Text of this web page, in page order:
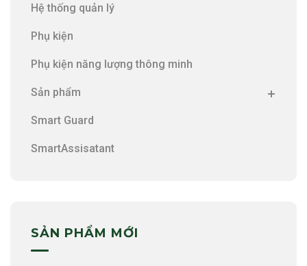
Hệ thống quản lý
Phụ kiện
Phụ kiện năng lượng thông minh
Sản phẩm
Smart Guard
SmartAssisatant
SẢN PHẨM MỚI